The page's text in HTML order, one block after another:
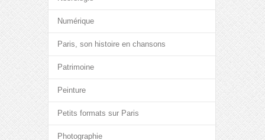
Numérique
Paris, son histoire en chansons
Patrimoine
Peinture
Petits formats sur Paris
Photographie